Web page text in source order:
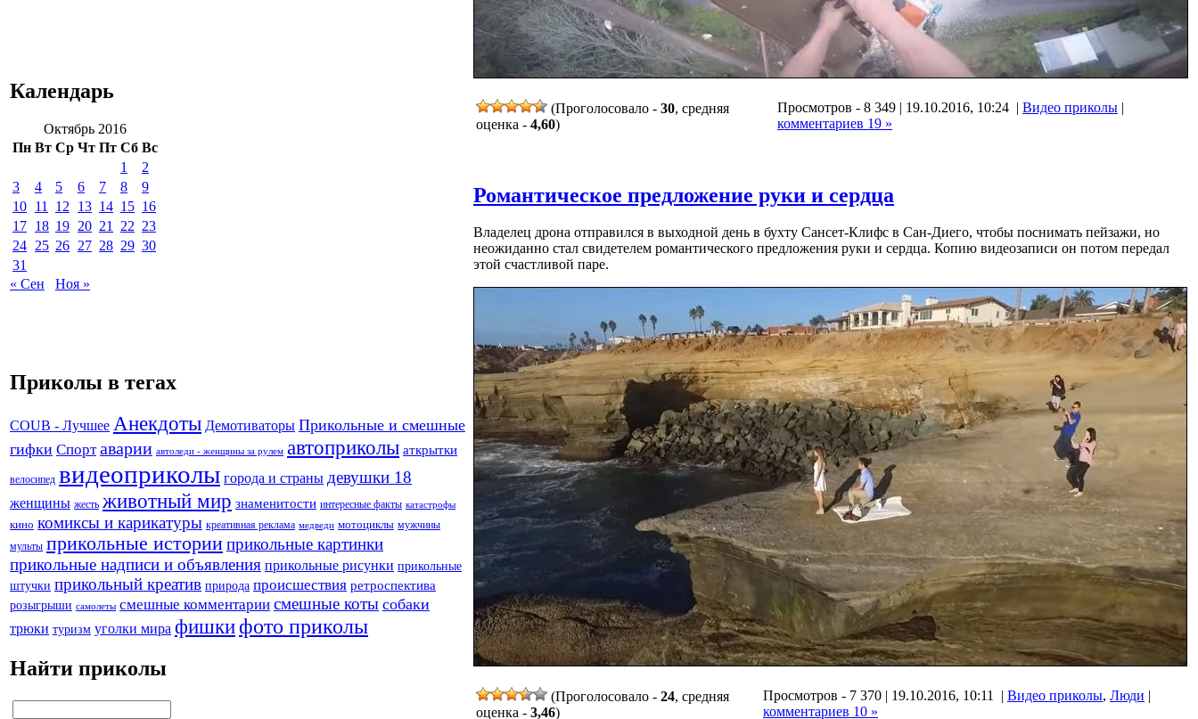
Календарь
Октябрь 2016
Пн Вт Ср Чт Пт Сб Вс
1
2
3
4 5 6 7 8
9
10 11 12 13 14 15 16
17 18 19 20 21 22 23
24 25 26 27 28 29 30
31
« Сен
Ноя »
Приколы в тегах
COUB - Лучшее Анекдоты Демотиваторы Прикольные и смешные
гифки Спорт аварии автоледи - женщины за рулем автоприколы аткрытки
велосипед видеоприколы города и страны девушки 18
женщины жесть животный мир знаменитости интересные факты катастрофы
кино комиксы и карикатуры креативная реклама медведи мотоциклы мужчины
мульты прикольные историиприкольные картинки
прикольные надписи и объявления прикольные рисунки прикольные
штучки прикольный креатив природа происшествия ретроспектива
розыгрыши самолеты смешные комментарии смешные коты собаки
трюки туризм уголки мира фишкифото приколы
Найти приколы
(Проголосовало - 30, средняя
оценка - 4,60)
Просмотров - 8 349 | 19.10.2016, 10:24 | Видео приколы |
комментариев 19 »
Романтическое предложение руки и сердца
Владелец дрона отправился в выходной день в бухту Сансет-Клифс в Сан-Диего, чтобы поснимать пейзажи, но
неожиданно стал свидетелем романтического предложения руки и сердца. Копию видеозаписи он потом передал
этой счастливой паре.
(Проголосовало - 24, средняя
оценка - 3,46)
Просмотров - 7 370 | 19.10.2016, 10:11 | Видео приколы, Люди |
комментариев 10 »